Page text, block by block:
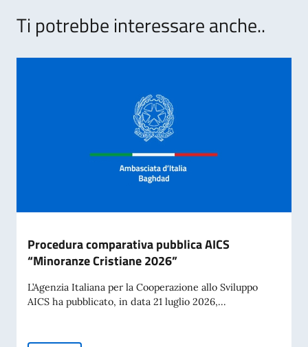
Ti potrebbe interessare anche..
Procedura comparativa pubblica AICS
“Minoranze Cristiane 2026”
L’Agenzia Italiana per la Cooperazione allo Sviluppo
AICS ha pubblicato, in data 21 luglio 2026,...